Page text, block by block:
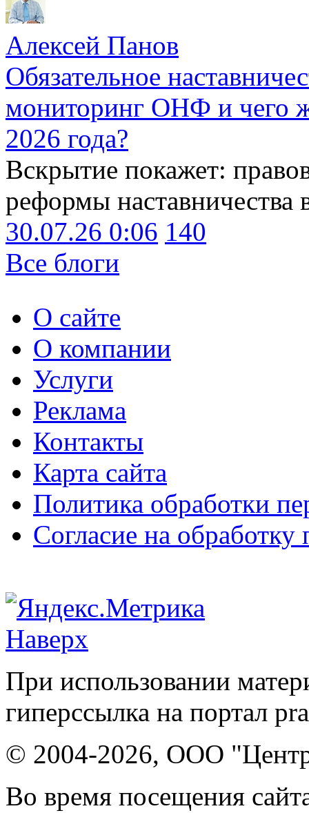
Алексей Панов
Обязательное
мониторинг ОНФ и чего
2026 года?
Вскрытие покажет:
реформы наставничества
30.07.26 0:06 140
Все блоги
О сайте
О компании
Услуги
Реклама
Контакты
Карта сайта
Политика обработки
Согласие на
Наверх
При использовании
гиперссылка на портал
© 2004-2026, ООО "Центр
Во время посещения